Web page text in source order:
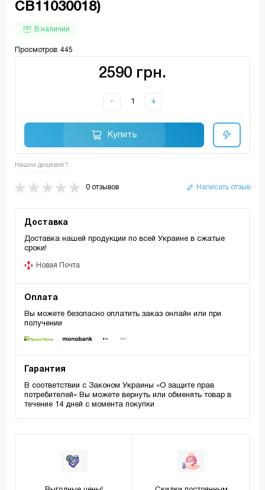
CB11030018)
В наличии
Просмотров: 445
2590 грн.
- +
Купить
Нашли дешевле?
0 отзывов Написать отзыв
Доставка
Доставка нашей продукции по всей Украине в сжатые
сроки!
Новая Почта
Оплата
Вы можете безопасно оплатить заказ онлайн или при
получении
Гарантия
В соответствии с Законом Украины «О защите прав
потребителей» Вы можете вернуть или обменять товар в
течение 14 дней с момента покупки